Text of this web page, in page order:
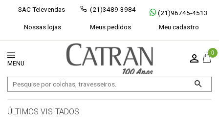
SAC Televendas (21)3489-3984
(21)96745-4513
Nossas lojas
Meus pedidos Meu cadastro
0
ÚLTIMOS VISITADOS